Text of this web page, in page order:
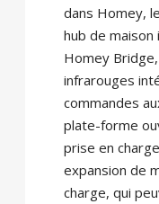
dans Homey,
hub de
Homey
infrarouges
commandes
plate-forme
prise en
expansion de
charge, qui